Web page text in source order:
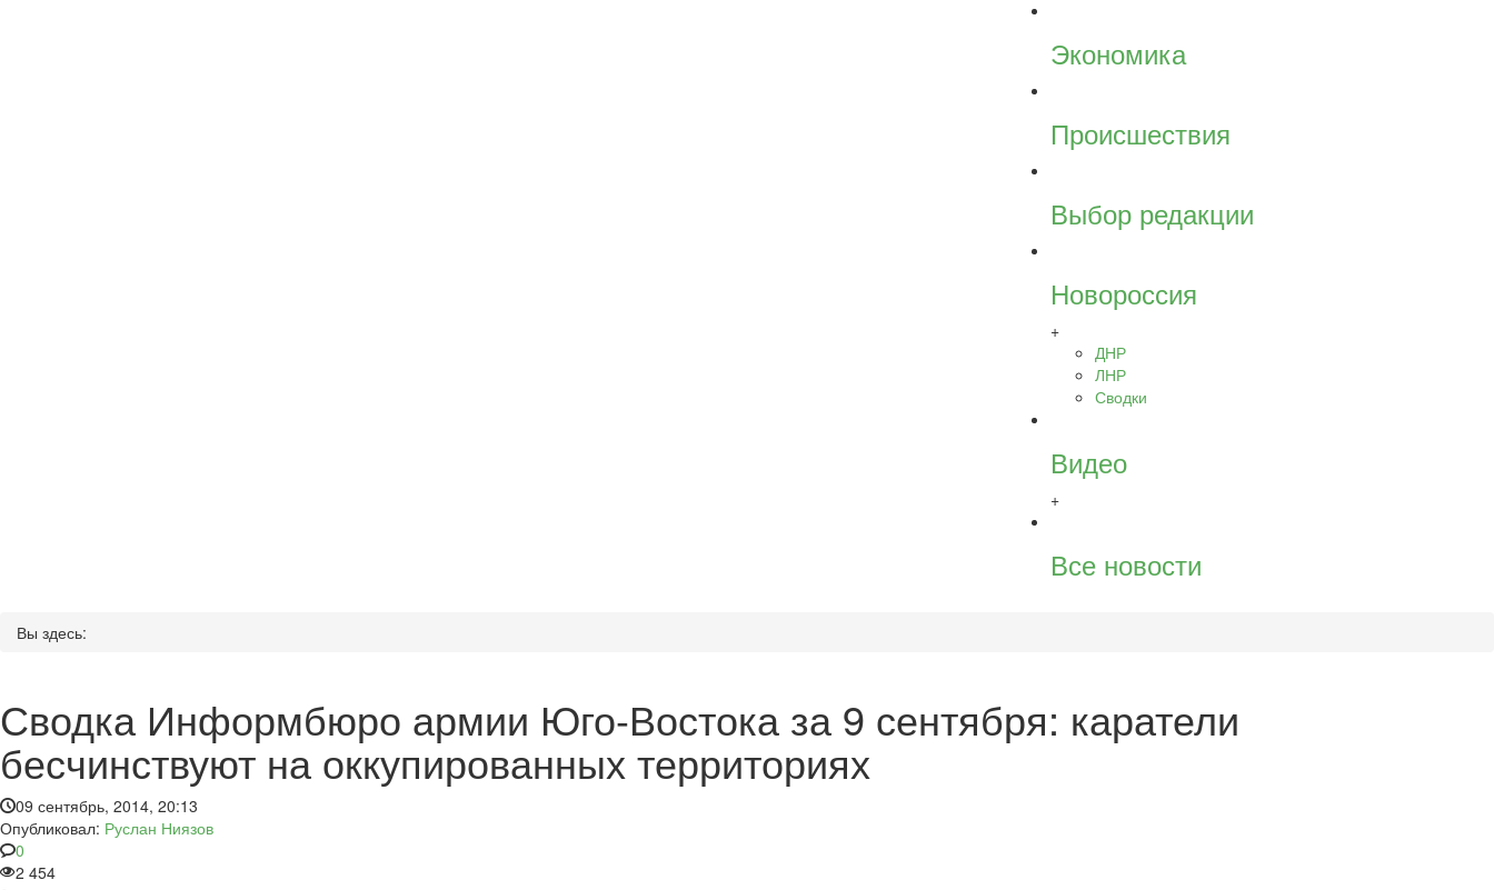
Экономика
Происшествия
Выбор редакции
Новороссия
+
ДНР
ЛНР
Сводки
Видео
+
Все новости
Вы здесь:
Сводка Информбюро армии Юго-Востока за 9 сентября: каратели
бесчинствуют на оккупированных территориях
09 сентябрь, 2014, 20:13
Опубликовал: Руслан Ниязов
0
2 454